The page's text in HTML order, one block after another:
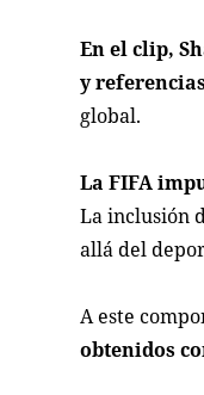
En el clip,
y
global.
La FIFA
La inclusión
allá del
A este
obtenidos